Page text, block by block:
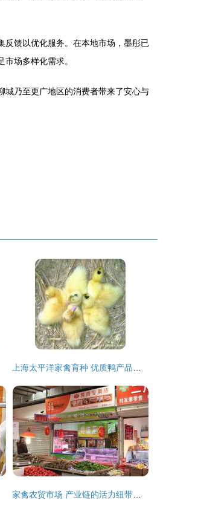
反馈以优化服务。在本地市场，墨彤已
场多样化需求。
城乃至更广地区的消费者带来了安心与